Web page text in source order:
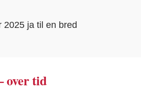
2025 ja til en bred
over tid